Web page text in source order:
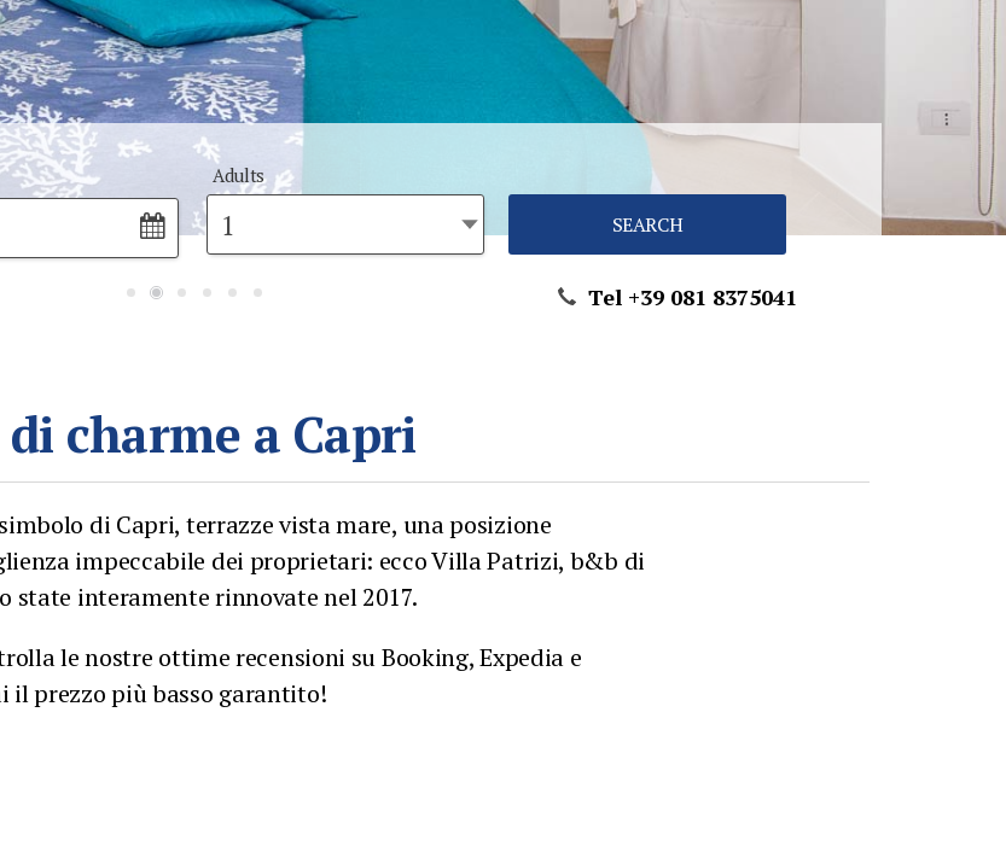
Adults
Tel +39 081 8375041
charme a Capri
di Capri, terrazze vista mare, una posizione
impeccabile dei proprietari: ecco Villa Patrizi, b&b di
state interamente rinnovate nel 2017.
le nostre ottime recensioni su Booking, Expedia e
il prezzo più basso garantito!